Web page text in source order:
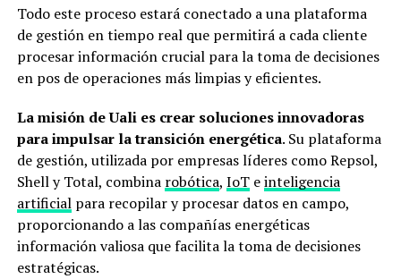
Todo este proceso estará conectado a una plataforma
de gestión en tiempo real que permitirá a cada cliente
procesar información crucial para la toma de decisiones
en pos de operaciones más limpias y eficientes.
La misión de Uali es crear soluciones innovadoras
para impulsar la transición energética. Su plataforma
de gestión, utilizada por empresas líderes como Repsol,
Shell y Total, combina robótica, IoTeinteligencia
artificialpara recopilar y procesar datos en campo,
proporcionando a las compañías energéticas
información valiosa que facilita la toma de decisiones
estratégicas.